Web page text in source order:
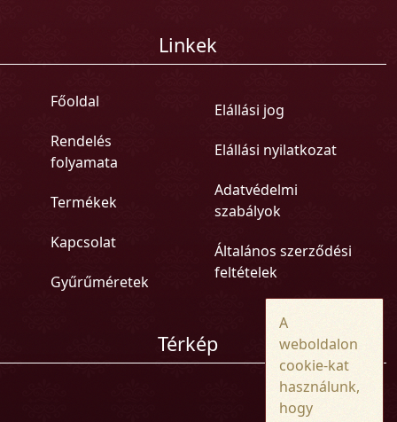
Linkek
Főoldal
Rendelés
folyamata
Termékek
Kapcsolat
Gyűrűméretek
Elállási jog
Elállási nyilatkozat
Adatvédelmi
szabályok
Általános szerződési
feltételek
Térkép
A
weboldalon
cookie-kat
használunk,
hogy